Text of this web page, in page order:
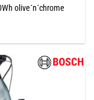
olive´n´chrome